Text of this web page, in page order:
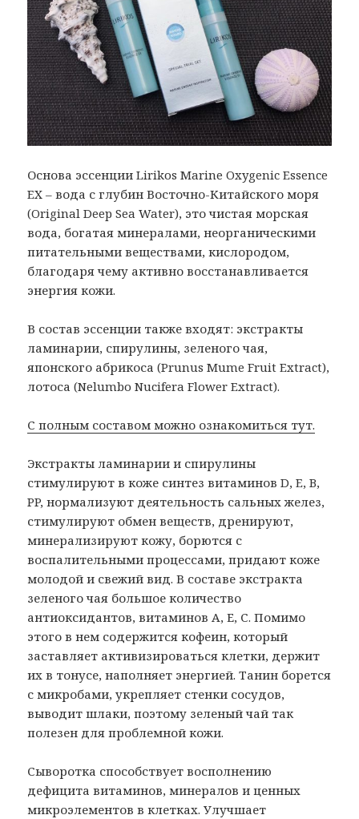
Основа эссенции Lirikos Marine Oxygenic Essence
EX – вода с глубин Восточно-Китайского моря
(Original Deep Sea Water), это чистая морская
вода, богатая минералами, неорганическими
питательными веществами, кислородом,
благодаря чему активно восстанавливается
энергия кожи.
В состав эссенции также входят: экстракты
ламинарии, спирулины, зеленого чая,
японского абрикоса (Prunus Mume Fruit Extract),
лотоса (Nelumbo Nucifera Flower Extract).
С полным составом можно ознакомиться тут.
Экстракты ламинарии и спирулины
стимулируют в коже синтез витаминов D, E, B,
PP, нормализуют деятельность сальных желез,
стимулируют обмен веществ, дренируют,
минерализируют кожу, борются с
воспалительными процессами, придают коже
молодой и свежий вид. В составе экстракта
зеленого чая большое количество
антиоксидантов, витаминов А, Е, С. Помимо
этого в нем содержится кофеин, который
заставляет активизироваться клетки, держит
их в тонусе, наполняет энергией. Танин борется
с микробами, укрепляет стенки сосудов,
выводит шлаки, поэтому зеленый чай так
полезен для проблемной кожи.
Сыворотка способствует восполнению
дефицита витаминов, минералов и ценных
микроэлементов в клетках. Улучшает